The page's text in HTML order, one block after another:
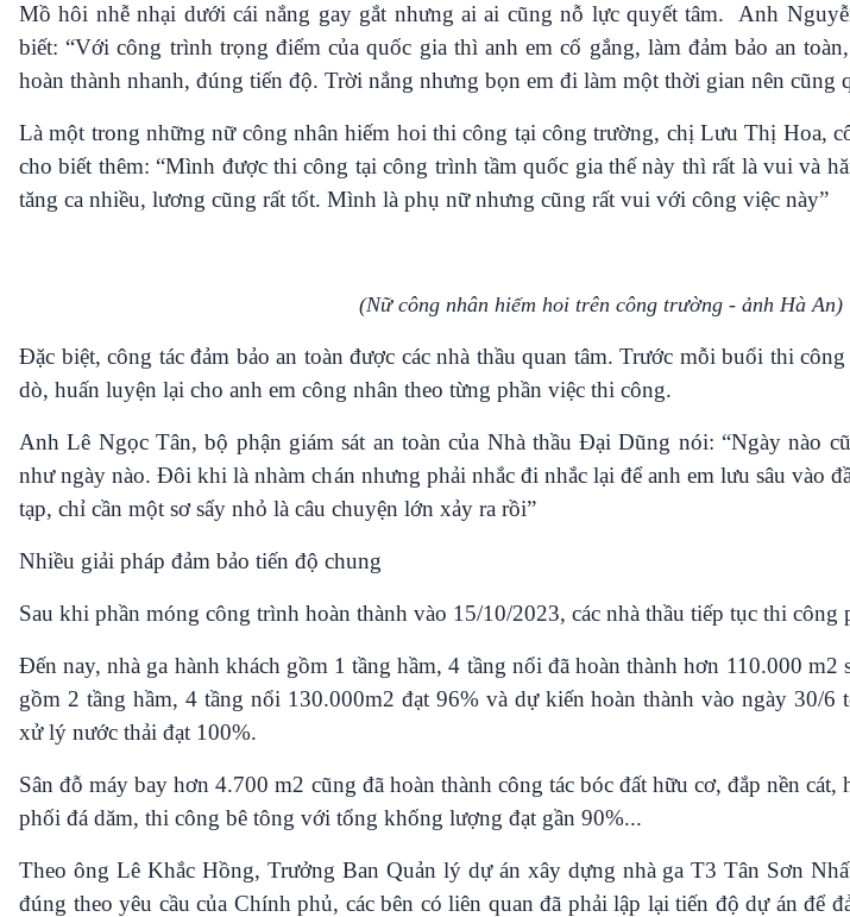
Mồ hôi nhễ nhại dưới cái nắng gay gắt nhưng ai ai cũng nỗ lực quyết tâm. Anh
biết: “Với công trình trọng điểm của quốc gia thì anh em cố gắng, làm đảm bảo an
hoàn thành nhanh, đúng tiến độ. Trời nắng nhưng bọn em đi làm một thời gian nên cũng
Là một trong những nữ công nhân hiếm hoi thi công tại công trường, chị Lưu Thị Hoa,
cho biết thêm: “Mình được thi công tại công trình tầm quốc gia thế này thì rất là vui và
tăng ca nhiều, lương cũng rất tốt. Mình là phụ nữ nhưng cũng rất vui với công việc này”
(Nữ công nhân hiếm hoi trên công trường - ảnh Hà An)
Đặc biệt, công tác đảm bảo an toàn được các nhà thầu quan tâm. Trước mỗi buổi thi
dò, huấn luyện lại cho anh em công nhân theo từng phần việc thi công.
Anh Lê Ngọc Tân, bộ phận giám sát an toàn của Nhà thầu Đại Dũng nói: “Ngày nào
như ngày nào. Đôi khi là nhàm chán nhưng phải nhắc đi nhắc lại để anh em lưu sâu vào
tạp, chỉ cần một sơ sẩy nhỏ là câu chuyện lớn xảy ra rồi”
Nhiều giải pháp đảm bảo tiến độ chung
Sau khi phần móng công trình hoàn thành vào 15/10/2023, các nhà thầu tiếp tục thi công
Đến nay, nhà ga hành khách gồm 1 tầng hầm, 4 tầng nổi đã hoàn thành hơn 110.000 m2
gồm 2 tầng hầm, 4 tầng nổi 130.000m2 đạt 96% và dự kiến hoàn thành vào ngày 30/6
xử lý nước thải đạt 100%.
Sân đỗ máy bay hơn 4.700 m2 cũng đã hoàn thành công tác bóc đất hữu cơ, đắp nền
phối đá dăm, thi công bê tông với tổng khống lượng đạt gần 90%...
Theo ông Lê Khắc Hồng, Trưởng Ban Quản lý dự án xây dựng nhà ga T3 Tân Sơn
đúng theo yêu cầu của Chính phủ, các bên có liên quan đã phải lập lại tiến độ dự án để